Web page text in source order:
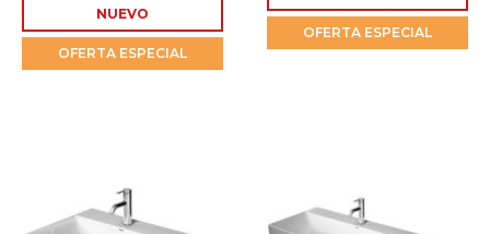
NUEVO
OFERTA ESPECIAL
OFERTA ESPECIAL